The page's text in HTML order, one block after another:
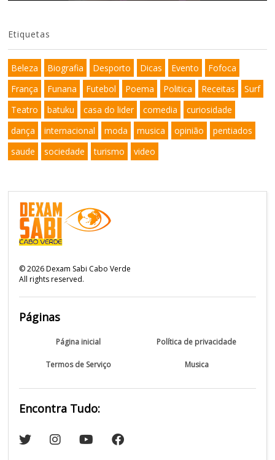
Etiquetas
Beleza Biografia Desporto Dicas Evento
Fofoca
França
Funana Futebol Poema Politica Receitas
Surf
Teatro
batuku casa do lider comedia
curiosidade
dança
internacional moda musica opinião
pentiados
saude
sociedade turismo video
©2026Dexam Sabi Cabo Verde
All rights reserved.
Páginas
Página inicial Política de privacidade
Termos de Serviço Musica
Encontra Tudo: